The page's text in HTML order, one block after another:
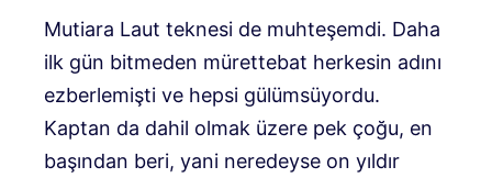
Mutiara Laut teknesi de muhteşemdi. Daha
ilk gün bitmeden mürettebat herkesin adını
ezberlemişti ve hepsi gülümsüyordu.
Kaptan da dahil olmak üzere pek çoğu, en
başından beri, yani neredeyse on yıldır